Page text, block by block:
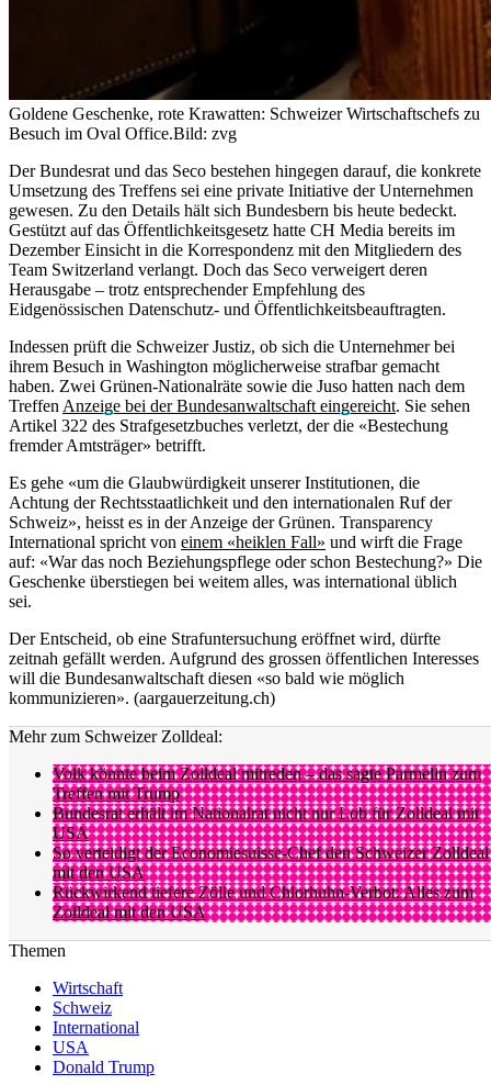
Goldene Geschenke, rote Krawatten: Schweizer Wirtschaftschefs zu
Besuch im Oval Office.Bild: zvg
Der Bundesrat und das Seco bestehen hingegen darauf, die konkrete
Umsetzung des Treffens sei eine private Initiative der Unternehmen
gewesen. Zu den Details hält sich Bundesbern bis heute bedeckt.
Gestützt auf das Öffentlichkeitsgesetz hatte CH Media bereits im
Dezember Einsicht in die Korrespondenz mit den Mitgliedern des
Team Switzerland verlangt. Doch das Seco verweigert deren
Herausgabe – trotz entsprechender Empfehlung des
Eidgenössischen Datenschutz- und Öffentlichkeitsbeauftragten.
Indessen prüft die Schweizer Justiz, ob sich die Unternehmer bei
ihrem Besuch in Washington möglicherweise strafbar gemacht
haben. Zwei Grünen-Nationalräte sowie die Juso hatten nach dem
Treffen Anzeige bei der Bundesanwaltschaft eingereicht. Sie sehen
Artikel 322 des Strafgesetzbuches verletzt, der die «Bestechung
fremder Amtsträger» betrifft.
Es gehe «um die Glaubwürdigkeit unserer Institutionen, die
Achtung der Rechtsstaatlichkeit und den internationalen Ruf der
Schweiz», heisst es in der Anzeige der Grünen. Transparency
International spricht von einem «heiklen Fall» und wirft die Frage
auf: «War das noch Beziehungspflege oder schon Bestechung?» Die
Geschenke überstiegen bei weitem alles, was international üblich
sei.
Der Entscheid, ob eine Strafuntersuchung eröffnet wird, dürfte
zeitnah gefällt werden. Aufgrund des grossen öffentlichen Interesses
will die Bundesanwaltschaft diesen «so bald wie möglich
kommunizieren». (aargauerzeitung.ch)
Mehr zum Schweizer Zolldeal:
Volk könnte beim Zolldeal mitreden – das sagte Parmelin zum
Treffen mit Trump
Bundesrat erhält im Nationalrat nicht nur Lob für Zolldeal mit
USA
So verteidigt der Economiesuisse-Chef den Schweizer Zolldeal
mit den USA
Rückwirkend tiefere Zölle und Chlorhuhn-Verbot: Alles zum
Zolldeal mit den USA
Themen
Wirtschaft
Schweiz
International
USA
Donald Trump